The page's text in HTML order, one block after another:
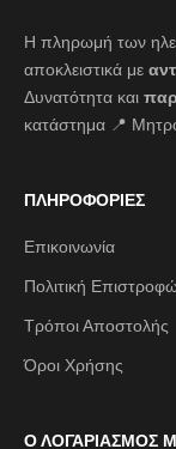
Η πληρωμή των
αποκλειστικά με
Δυνατότητα και
κατάστημα 📍
ΠΛΗΡΟΦΟΡΙΕΣ
Επικοινωνία
Πολιτική
Τρόποι Αποστολής
Όροι Χρήσης
Ο ΛΟΓΑΡΙΑΣΜΟΣ